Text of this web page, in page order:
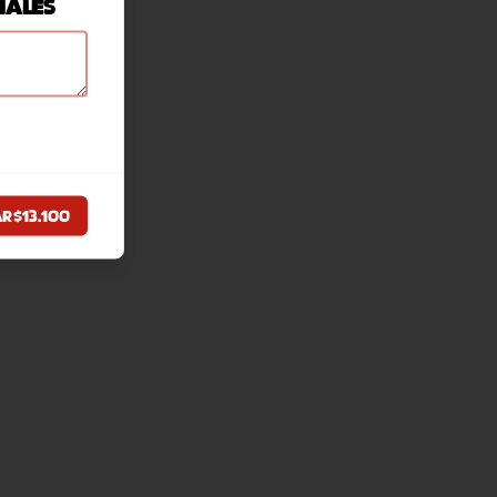
$13.100